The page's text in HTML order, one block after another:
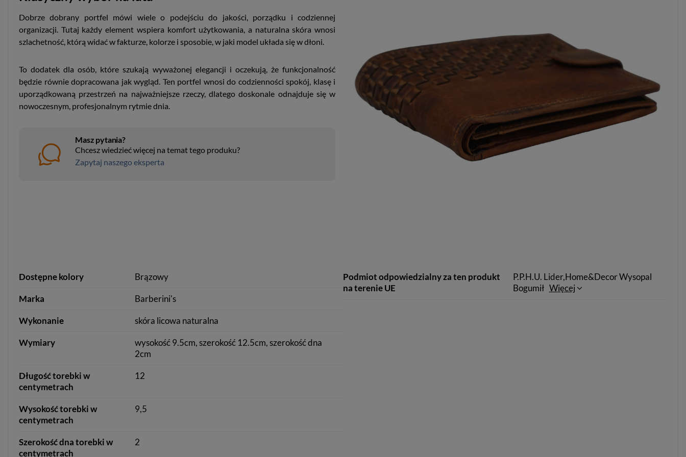
Dobrze dobrany portfel mówi wiele o podejściu do jakości, porządku i codziennej
organizacji. Tutaj każdy element wspiera komfort użytkowania, a naturalna skóra wnosi
szlachetność, którą widać w fakturze, kolorze i sposobie, w jaki model układa się w dłoni.
To dodatek dla osób, które szukają wyważonej elegancji i oczekują, że funkcjonalność
będzie równie dopracowana jak wygląd. Ten portfel wnosi do codzienności spokój, klasę i
uporządkowaną przestrzeń na najważniejsze rzeczy, dlatego doskonale odnajduje się w
nowoczesnym, profesjonalnym rytmie dnia.
Masz pytania?
Chcesz wiedzieć więcej na temat tego produku?
Zapytaj naszego eksperta
Dostępne kolory Brązowy
Marka Barberini's
Wykonanie skóra licowa naturalna
Wymiary
wysokość 9.5cm, szerokość 12.5cm, szerokość dna
2cm
Długość torebki w
centymetrach
12
Wysokość torebki w
centymetrach
9,5
Szerokość dna torebki w
centymetrach
2
Podmiot odpowiedzialny za ten produkt
na terenie UE
P.P.H.U. Lider,Home&Decor Wysopal
Bogumił Więcej